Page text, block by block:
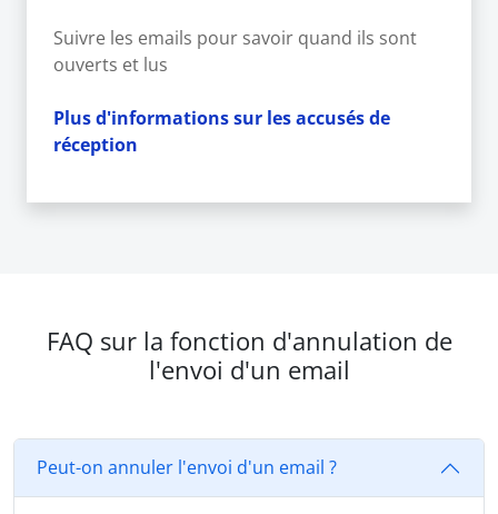
Suivre les emails pour savoir quand ils sont
ouverts et lus
Plus d'informations sur les accusés de
réception
FAQ sur la fonction d'annulation de
l'envoi d'un email
Peut-on annuler l'envoi d'un email ?